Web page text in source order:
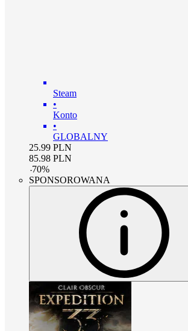
Steam
•
Konto
•
GLOBALNY
25.99 PLN
85.98 PLN
-70%
SPONSOROWANA